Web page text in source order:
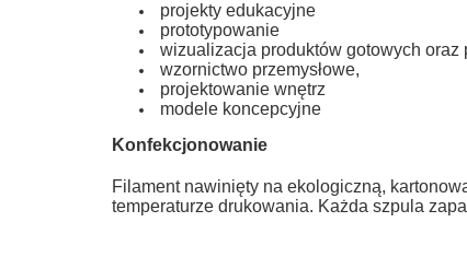
projekty edukacyjne
prototypowanie
wizualizacja produktów gotowych oraz
wzornictwo przemysłowe,
projektowanie wnętrz
modele koncepcyjne
Konfekcjonowanie
Filament nawinięty na ekologiczną,
temperaturze drukowania. Każda szpula